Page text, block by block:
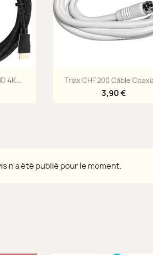
4K... Aperçu rapide
Triax CHF 200 Câble
3,90 €
n'a été publié pour le moment.